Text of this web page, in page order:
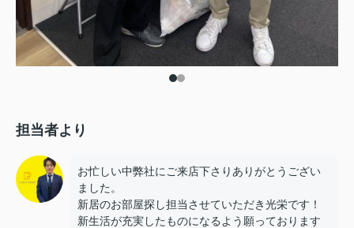
担当者より
お忙しい中弊社にご来店下さりありがとうござい
ました。
新居のお部屋探し担当させていただき光栄です！
新生活が充実したものになるよう願っております